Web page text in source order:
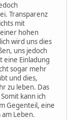
Transparenz
mit
hohen
wird uns dies
uns jedoch
eine Einladung
sogar mehr
und dies,
zu leben. Das
kann ich
Gegenteil, eine
Leben.